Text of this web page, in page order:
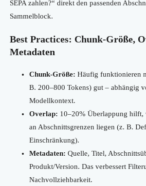
SEPA zahlen?“ direkt den passenden
Sammelblock.
Best Practices: Chunk-Größe,
Metadaten
Chunk-Größe: Häufig funktionieren
B. 200–800 Tokens) gut – abhängig
Modellkontext.
Overlap: 10–20% Überlappung
an Abschnittsgrenzen liegen (z. B.
Einschränkung).
Metadaten: Quelle, Titel,
Produkt/Version. Das verbessert
Nachvollziehbarkeit.